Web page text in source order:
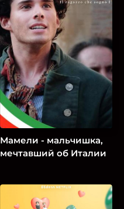
Мамели - мальчишка,
мечтавший об Италии